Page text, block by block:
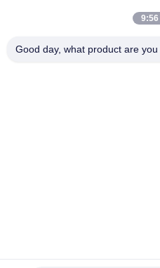
ASTM AISI 309S S30908 / EN9:56
Good day, what product are